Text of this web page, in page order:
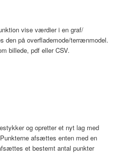
vise værdier i en graf/
den på overflademode/terrænmodel.
billede, pdf eller CSV.
og opretter et nyt lag med
afsættes enten med en
et bestemt antal punkter